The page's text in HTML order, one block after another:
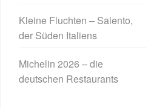
Kleine Fluchten – Salento,
der Süden Italiens
Michelin 2026 – die
deutschen Restaurants